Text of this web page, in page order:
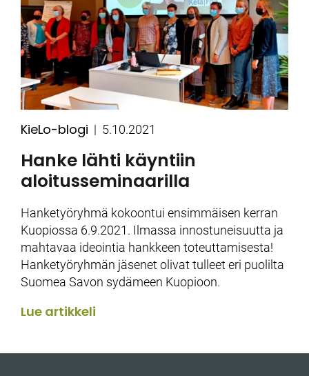
Kategoriat
KieLo-blogi Julkaistu
5.10.2021
Hanke lähti käyntiin
aloitusseminaarilla
Hanketyöryhmä kokoontui ensimmäisen kerran
Kuopiossa 6.9.2021. Ilmassa innostuneisuutta ja
mahtavaa ideointia hankkeen toteuttamisesta!
Hanketyöryhmän jäsenet olivat tulleet eri puolilta
Suomea Savon sydämeen Kuopioon.
Lue artikkeli